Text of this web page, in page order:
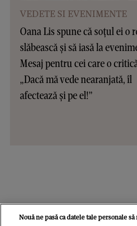
VEDETE SI EVENIMENTE
Oana Lis spune că soțul ei o
slăbească și să iasă la
Mesaj pentru cei care o
„Dacă mă vede nearanjată, îl
afectează și pe el!”
Nouă ne pasă ca datele tale personale